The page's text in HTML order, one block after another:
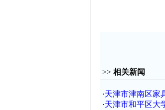
>> 相关新闻
·天津市津南区家
·天津市和平区大